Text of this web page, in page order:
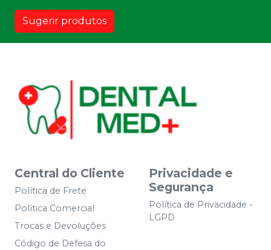
Sugerir produtos
Central do Cliente
Política de Frete
Política Comercial
Trocas e Devoluções
Código de Defesa do
Privacidade e
Segurança
Política de Privacidade -
LGPD